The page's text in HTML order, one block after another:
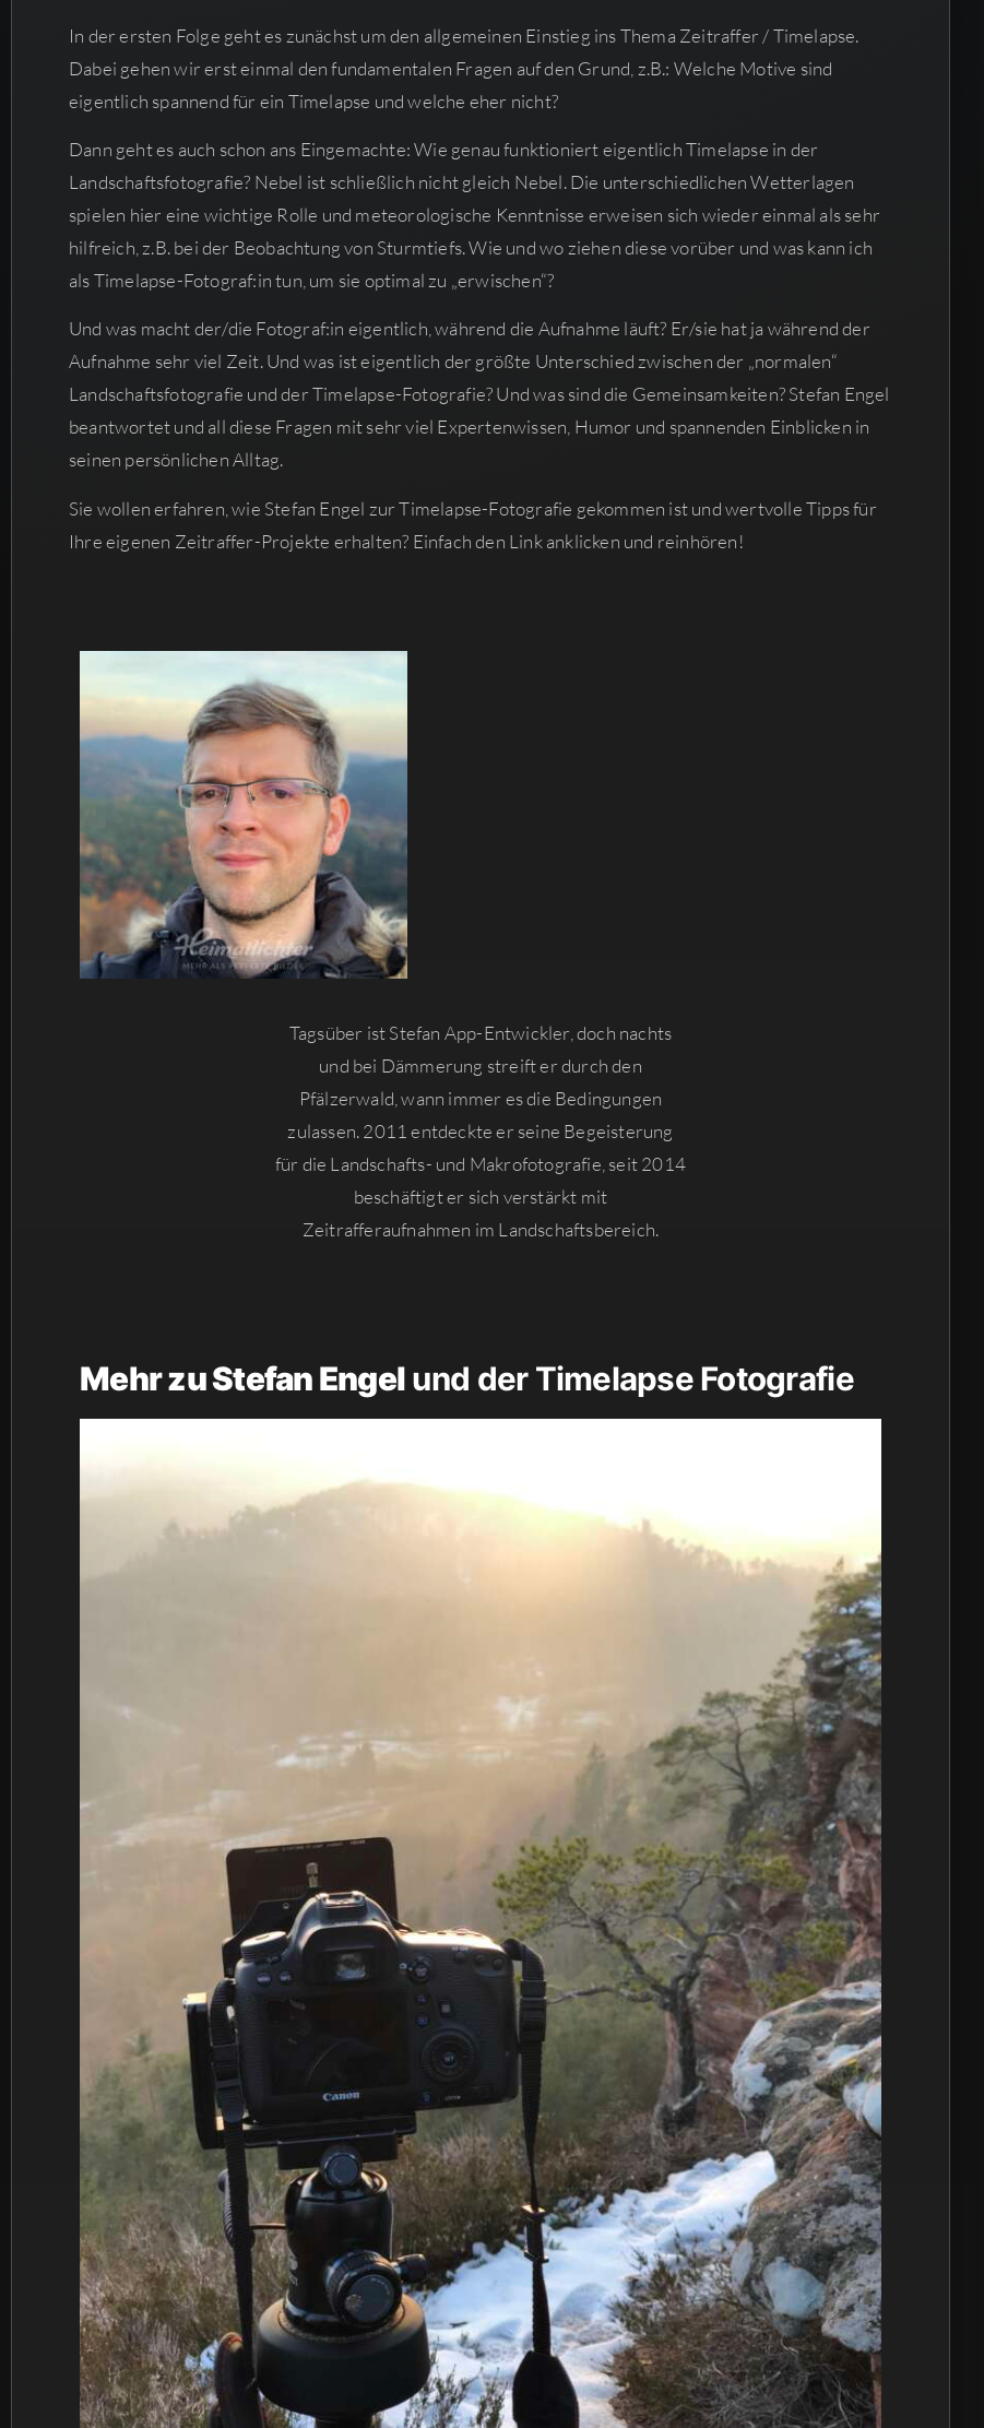
In der ersten Folge geht es zunächst um den allgemeinen Einstieg ins Thema Zeitraffer / Timelapse.
Dabei gehen wir erst einmal den fundamentalen Fragen auf den Grund, z.B.: Welche Motive sind
eigentlich spannend für ein Timelapse und welche eher nicht?
Dann geht es auch schon ans Eingemachte: Wie genau funktioniert eigentlich Timelapse in der
Landschaftsfotografie? Nebel ist schließlich nicht gleich Nebel. Die unterschiedlichen Wetterlagen
spielen hier eine wichtige Rolle und meteorologische Kenntnisse erweisen sich wieder einmal als sehr
hilfreich, z.B. bei der Beobachtung von Sturmtiefs. Wie und wo ziehen diese vorüber und was kann ich
als Timelapse-Fotograf:in tun, um sie optimal zu „erwischen“?
Und was macht der/die Fotograf:in eigentlich, während die Aufnahme läuft? Er/sie hat ja während der
Aufnahme sehr viel Zeit. Und was ist eigentlich der größte Unterschied zwischen der „normalen“
Landschaftsfotografie und der Timelapse-Fotografie? Und was sind die Gemeinsamkeiten? Stefan Engel
beantwortet und all diese Fragen mit sehr viel Expertenwissen, Humor und spannenden Einblicken in
seinen persönlichen Alltag.
Sie wollen erfahren, wie Stefan Engel zur Timelapse-Fotografie gekommen ist und wertvolle Tipps für
Ihre eigenen Zeitraffer-Projekte erhalten? Einfach den Link anklicken und reinhören!
Tagsüber ist Stefan App-Entwickler, doch nachts
und bei Dämmerung streift er durch den
Pfälzerwald, wann immer es die Bedingungen
zulassen. 2011 entdeckte er seine Begeisterung
für die Landschafts- und Makrofotografie, seit 2014
beschäftigt er sich verstärkt mit
Zeitrafferaufnahmen im Landschaftsbereich.
Mehr zu Stefan Engelund der Timelapse Fotografie